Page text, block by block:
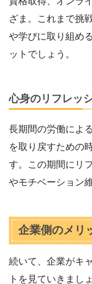
ざま。これまで挑
や学びに取り組め
ットでしょう。
心身のリフレッ
長期間の労働によ
を取り戻すための
す。この期間にリ
やモチベーション
企業側のメリ
続いて、企業がキ
トを見ていきまし